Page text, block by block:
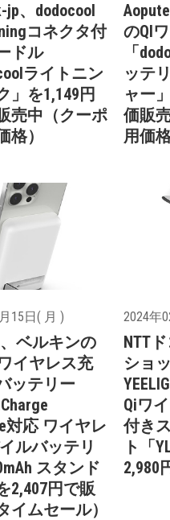
jp、dodocool
コネクタ付
ドル
ライトニン
」を1,149円
売中（クーポ
格）
のQI
「
ッテ
ャー
価販
用価格
15日( 月 )
ベルキンの
イヤレス充
ッテリー
対応 ワイヤレ
ルバッテリ
スタンド
2,407円で販
イムセール）
2024年
NTT
ショ
Qiワ
付き
ト「
2,980